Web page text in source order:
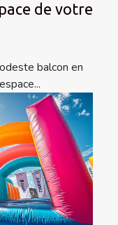
de votre
balcon en